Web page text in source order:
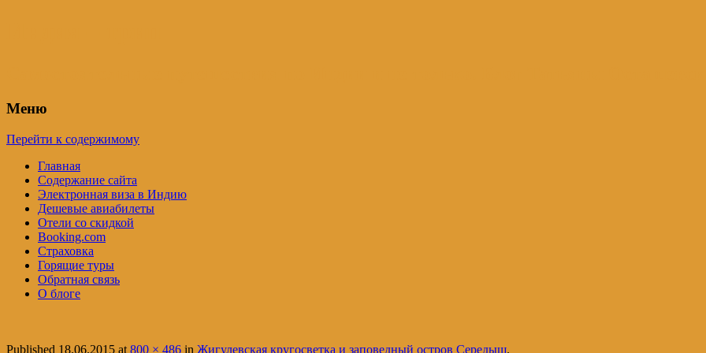
Меню
Перейти к содержимому
Главная
Содержание сайта
Электронная виза в Индию
Дешевые авиабилеты
Отели со скидкой
Booking.com
Страховка
Горящие туры
Обратная связь
О блоге
Published 18.06.2015 at800 × 486 in Жигулевская кругосветка и заповедный остров Середыш.